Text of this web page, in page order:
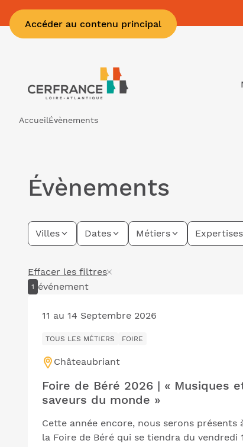
Accéder au contenu principal
AccueilÉvènements
Évènements
Villes Dates Métiers Expertises
Effacer les filtres
1 événement
Foire de Béré 2026 | « Musiques
saveurs du monde »
11 au 14 Septembre 2026
TOUS LES MÉTIERS FOIRE
Ville
:
Châteaubriant
Cette année encore, nous serons présents
la Foire de Béré qui se tiendra du vendredi